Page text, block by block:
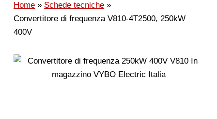
Home
Schede tecniche
Convertitore di frequenza V810-4T2500, 250kW
400V